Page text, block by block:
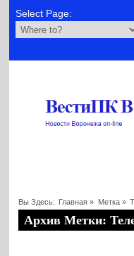
Select Page:
Вы Здесь: Главная » Метка »
Архив Метки: